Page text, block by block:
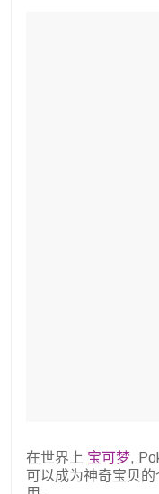
在世界上 宝可梦,
可以成为神奇宝贝